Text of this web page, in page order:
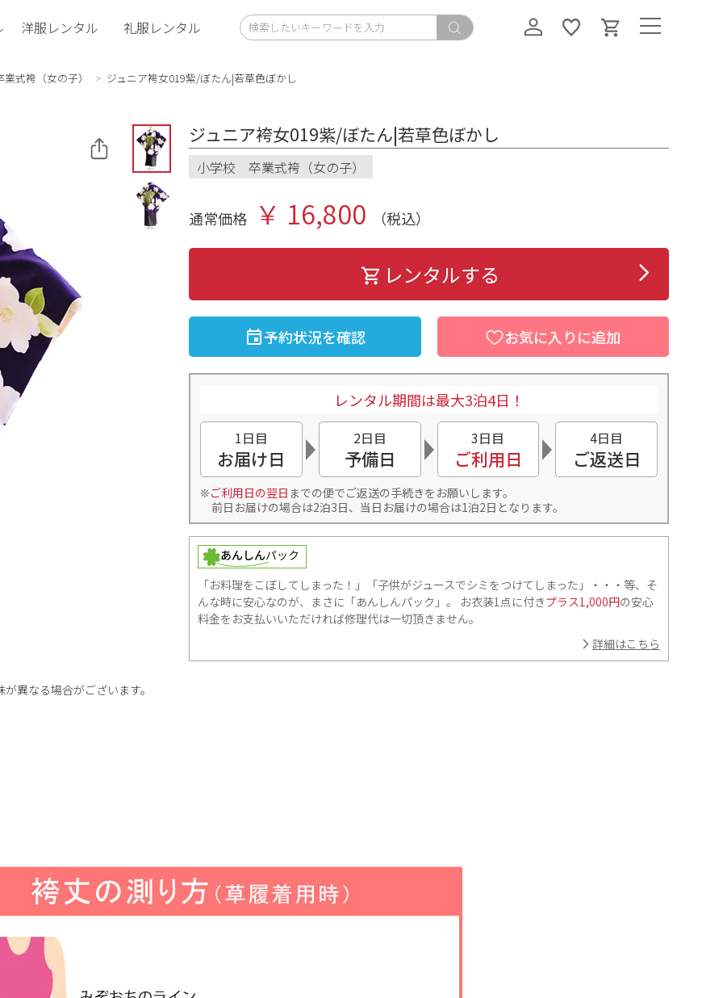
洋服レンタル 礼服レンタル
式袴（女の子） ジュニア袴女019紫/ぼたん|若草色ぼかし
が異なる場合がございます。
ジュニア袴女019紫/ぼたん|若草色ぼかし
小学校 卒業式袴（女の子）
通常価格 ￥ 16,800 （税込）
レンタルする
予約状況を確認 お気に入りに追加
レンタル期間は最大3泊4日！
1日目
お届け日
2日目
予備日
3日目
ご利用日
4日目
ご返送日
ご利用日の翌日 までの便でご返送の手続きをお願いします。
前日お届けの場合は2泊3日、当日お届けの場合は1泊2日となります。
「お料理をこぼしてしまった！」「子供がジュースでシミをつけてしまった」・・・等、そ
んな時に安心なのが、まさに「あんしんパック」。 お衣装1点に付きプラス1,000円の安心
料金をお支払いいただければ修理代は一切頂きません。
詳細はこちら